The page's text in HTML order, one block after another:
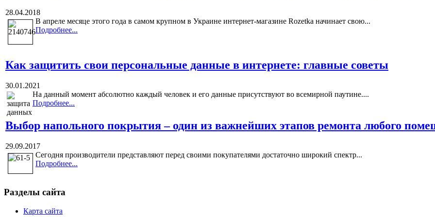
28.04.2018
В апреле месяце этого года в самом крупном в Украине интернет-магазине Rozetka начинает свою...
Подробнее...
Как защитить свои персональные данные в интернете: главные советы
30.01.2021
На данный момент абсолютно каждый человек и его данные присутствуют во всемирной паутине....
Подробнее...
Выбор напольного покрытия – один из важнейших этапов ремонта любого
29.09.2017
Сегодня производители представляют перед своими покупателями достаточно широкий спектр...
Подробнее...
Разделы сайта
Карта сайта